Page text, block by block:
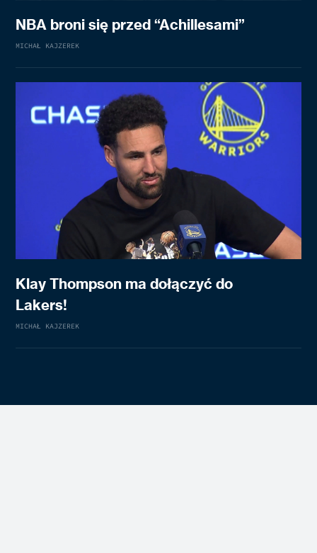
NBA broni się przed “Achillesami”
MICHAŁ KAJZEREK
Klay Thompson ma dołączyć do
Lakers!
MICHAŁ KAJZEREK